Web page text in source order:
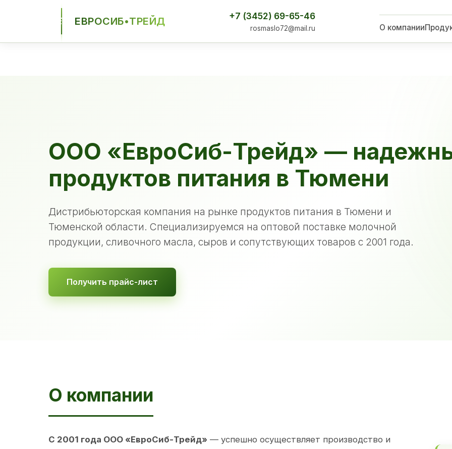
ЕСТ ЕВРОСИБ•ТРЕЙД +7 (3452) 69-65-46
rosmaslo72@mail.ru О компании
ООО «ЕвроСиб-Трейд» —
продуктов питания в Тюмени
Дистрибьюторская компания на рынке продуктов питания в Тюмени и
Тюменской области. Специализируемся на оптовой поставке молочной
продукции, сливочного масла, сыров и сопутствующих товаров с 2001 года.
Получить прайс-лист
О компании
С 2001 года ООО «ЕвроСиб-Трейд» — успешно осуществляет производство и